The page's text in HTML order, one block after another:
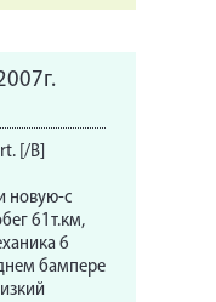
[/B]
новую-с
61т.км,
6
бампере